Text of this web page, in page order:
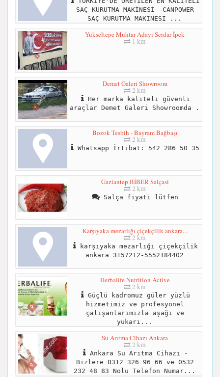
SAÇ KURUTMA MAKİNESİ -CANPOWER
SAÇ KURUTMA MAKİNESİ ...
Yükseltepe Muhtar Adayı Serdar İpek
1 km
Demet Galeri Showroom
2 km
Her marka kaliteli güvenli
araçlar Demet Galeri Showroomda .
Bozok Tesbih - Bayram Bağbaşı
2 km
Whatsapp İrtibat: 542 286 50 35
Gaziantep BİBER Salçasi
2 km
Salça fiyati lütfen
Karşıyaka mezarlığı çiçekçilik ankara...
2 km
karşıyaka mezarlığı çiçekçilik
ankara 3157212-5552184402
Herbalife Nutrition Active
2 km
Güçlü kadromuz güler yüzlü
hizmetimiz ve profesyonel
çalışanlarımızla aşağı ve
yukarı...
Su Arıtma Cihazı Ankara
2 km
Ankara Su Arıtma Cihazı -
Bizlere 0312 326 96 66 ve 0532
232 48 83 Nolu Telefon Numar...